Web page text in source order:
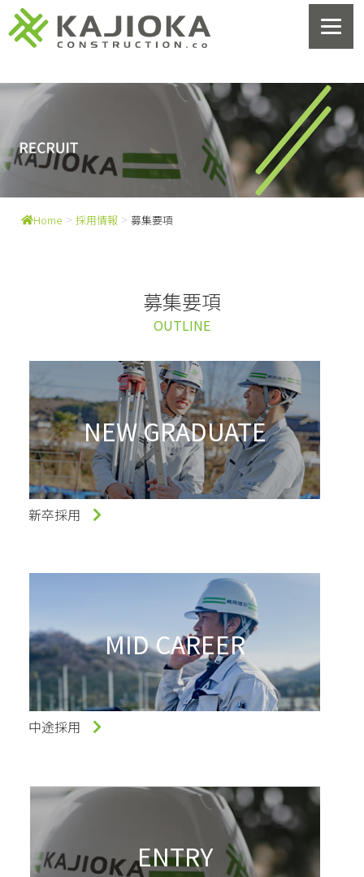
Home > 採用情報 > 募集要項
募集要項
OUTLINE
NEW GRADUATE
新卒採用
MID CAREER
中途採用
ENTRY